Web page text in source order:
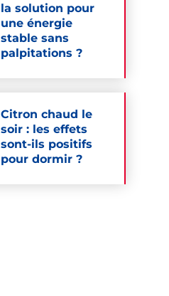
la solution pour
une énergie
stable sans
palpitations ?
Citron chaud le
soir : les effets
sont-ils positifs
pour dormir ?